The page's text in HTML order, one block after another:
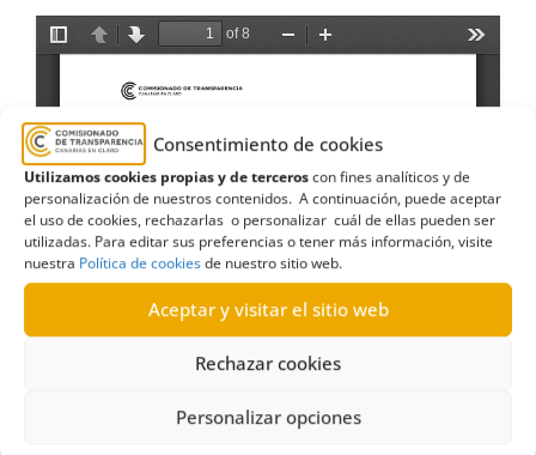
Consentimiento de cookies
Utilizamos cookies propias y de terceroscon fines analíticos y de
personalización de nuestros contenidos. A continuación, puede aceptar
el uso de cookies, rechazarlas o personalizar cuál de ellas pueden ser
utilizadas. Para editar sus preferencias o tener más información, visite
nuestra Política de cookiesde nuestro sitio web.
Aceptar y visitar el sitio web
Rechazar cookies
Personalizar opciones